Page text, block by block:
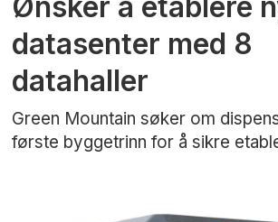
datasenter med 8
datahaller
Green Mountain søker om
første byggetrinn for å sikre